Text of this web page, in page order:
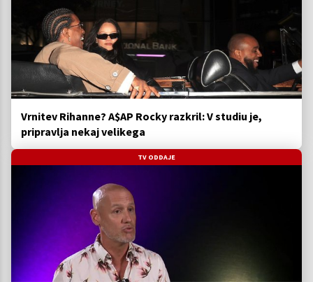
Vrnitev Rihanne? A$AP Rocky razkril: V studiu je,
pripravlja nekaj velikega
TV ODDAJE